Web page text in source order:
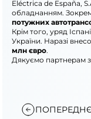
Eléctrica de España,
обладнанням.
потужних
Крім того, уряд
України. Наразі
млн євро.
Дякуємо партнерам